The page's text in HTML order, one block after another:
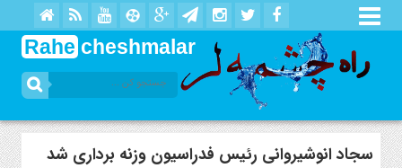
Rahe cheshmalar
سجاد انوشیروانی رئیس فدراسیون وزنه برداری شد